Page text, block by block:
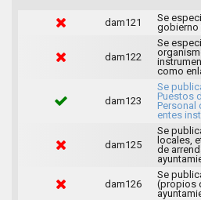
dam121
Se
gobierno
dam122
Se
como
dam123
Se
Puestos
Personal
entes
dam125
Se
locales,
de
dam126
Se
(propios